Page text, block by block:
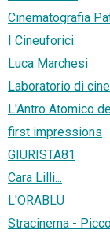
Cinematografia
I Cineuforici
Luca Marchesi
Laboratorio di
L'Antro Atomico
first impressions
GIURISTA81
Cara Lilli...
L'ORABLU
Stracinema -